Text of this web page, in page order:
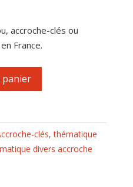
accroche-clés ou
France.
panier
clés,thématique
divers accroche